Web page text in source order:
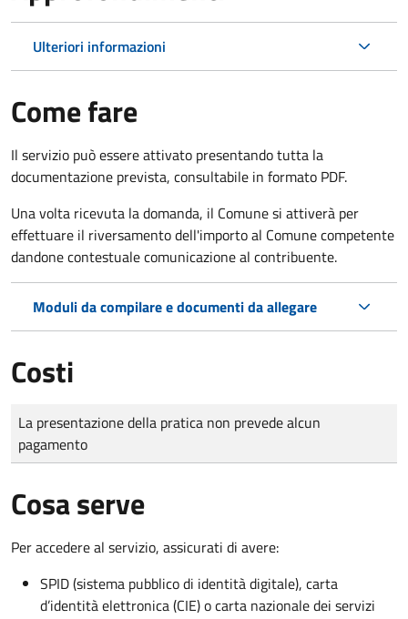
Ulteriori informazioni
Come fare
Il servizio può essere attivato presentando tutta la
documentazione prevista, consultabile in formato PDF.
Una volta ricevuta la domanda, il Comune si attiverà per
effettuare il riversamento dell'importo al Comune competente
dandone contestuale comunicazione al contribuente.
Moduli da compilare e documenti da allegare
Costi
Tipo di pagamento
Importo
La presentazione della pratica non prevede alcun
pagamento
Cosa serve
Per accedere al servizio, assicurati di avere:
SPID (sistema pubblico di identità digitale), carta
d’identità elettronica (CIE) o carta nazionale dei servizi